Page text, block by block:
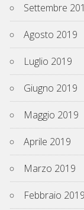
Settembre
Agosto 2019
Luglio 2019
Giugno 2019
Maggio 2019
Aprile 2019
Marzo 2019
Febbraio 2019